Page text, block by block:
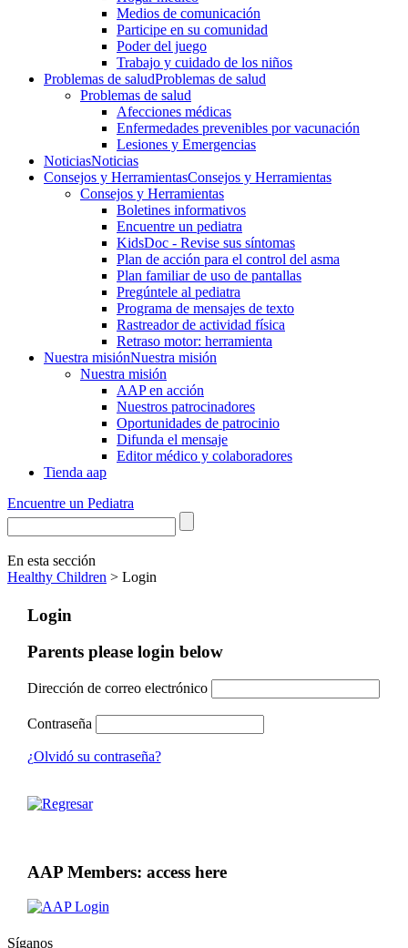
Medios de comunicación
Participe en su comunidad
Poder del juego
Trabajo y cuidado de los niños
Problemas de saludProblemas de salud
Problemas de salud
Afecciones médicas
Enfermedades prevenibles por vacunación
Lesiones y Emergencias
NoticiasNoticias
Consejos y HerramientasConsejos y Herramientas
Consejos y Herramientas
Boletines informativos
Encuentre un pediatra
KidsDoc - Revise sus síntomas
Plan de acción para el control del asma
Plan familiar de uso de pantallas
Pregúntele al pediatra
Programa de mensajes de texto
Rastre​​ador de activida​d física
Retraso motor: herramienta
Nuestra misiónNuestra misión
Nuestra misión
AAP en acción
Nuestros patrocinadores
Oportunidades de patrocinio
Difunda el mensaje
Editor médico y colaboradores
Tienda aap
Encuentre un Pediatra
En esta sección
Healthy Children > Login
Login
Parents please login below
Dirección de correo electrónico
Contraseña
¿Olvidó su contraseña?
AAP Members: access here
Síganos